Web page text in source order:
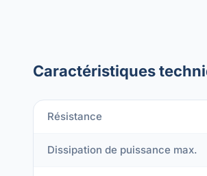
Caractéristiques
Résistance
Dissipation de puissance max.